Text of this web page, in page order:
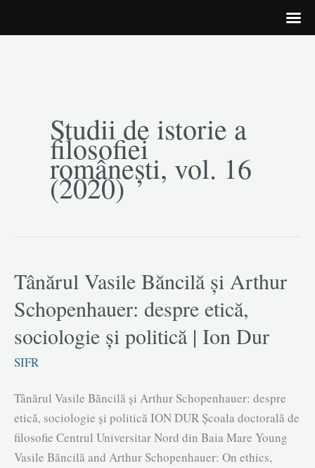
Studii de istorie a
filosofiei
românești, vol. 16
(2020)
Tânărul Vasile Băncilă și Arthur
Schopenhauer: despre etică,
sociologie și politică | Ion Dur
SIFR
Tânărul Vasile Băncilă și Arthur Schopenhauer: despre
etică, sociologie și politică ION DUR Școala doctorală de
filosofie Centrul Universitar Nord din Baia Mare Young
Vasile Băncilă and Arthur Schopenhauer: On ethics,